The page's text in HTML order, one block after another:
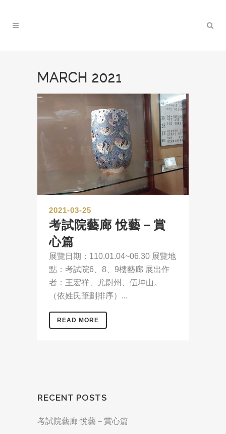
MARCH 2021
2021-03-25
考試院藝廊 悅藝－賞
心篇
展覽日期：110.01.04~06.30 展覽地
點：考試院6、8、9樓藝廊 展出作
者：王宏祥、尤尉州、伍坤山。
（依姓氏筆劃排序）...
READ MORE
RECENT POSTS
考試院藝廊 悅藝－賞心篇